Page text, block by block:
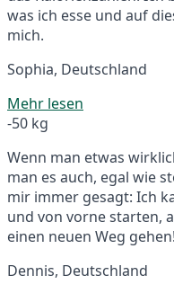
was ich esse und auf
mich.
Sophia, Deutschland
Mehr lesen
-50 kg
Wenn man etwas
man es auch, egal wie
mir immer gesagt: Ich
und von vorne starten,
einen neuen Weg gehen!
Dennis, Deutschland